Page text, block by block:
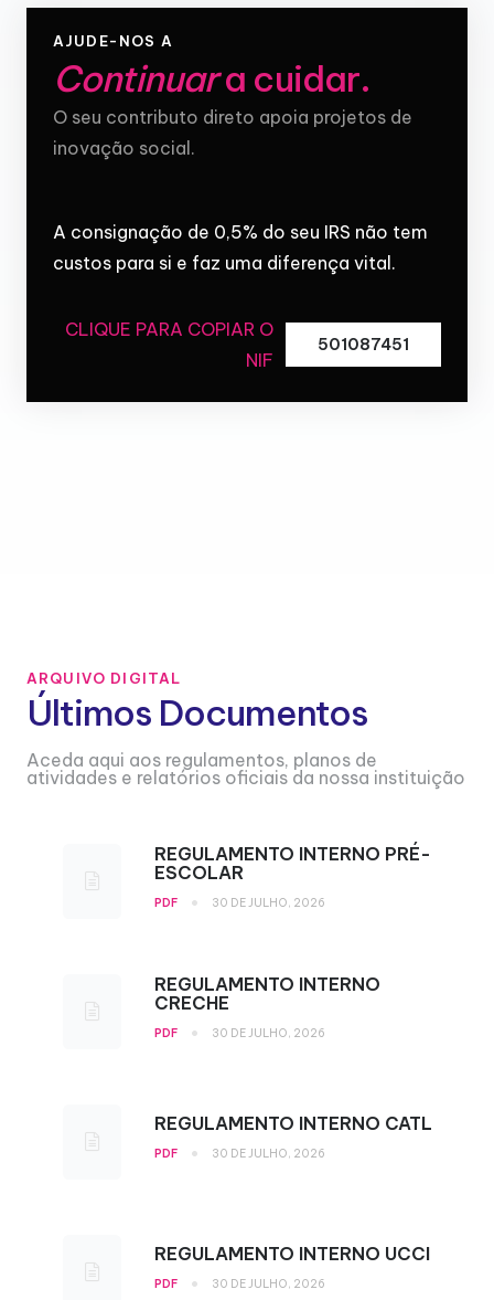
AJUDE-NOS A
Continuara cuidar.
O seu contributo direto apoia projetos de
inovação social.
A consignação de 0,5% do seu IRS não tem
custos para si e faz uma diferença vital.
CLIQUE PARA COPIAR O
NIF
501087451
ARQUIVO DIGITAL
Últimos Documentos
Aceda aqui aos regulamentos, planos de
atividades e relatórios oficiais da nossa instituição
REGULAMENTO INTERNO PRÉ-
ESCOLAR
PDF • 30 DE JULHO, 2026
REGULAMENTO INTERNO
CRECHE
PDF • 30 DE JULHO, 2026
REGULAMENTO INTERNO CATL
PDF • 30 DE JULHO, 2026
REGULAMENTO INTERNO UCCI
PDF • 30 DE JULHO, 2026